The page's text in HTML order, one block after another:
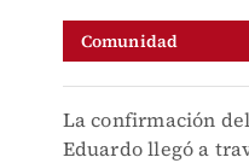
Comunidad
La confirmación
Eduardo llegó a